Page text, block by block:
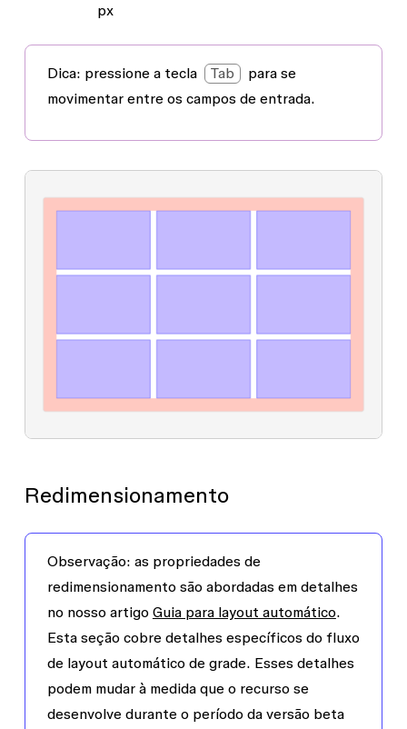
px
Dica: pressione a tecla Tab
para se
movimentar entre os campos de entrada.
Redimensionamento
Observação: as propriedades de
redimensionamento são abordadas em detalhes
no nosso artigo Guia para layout automático.
Esta seção cobre detalhes específicos do fluxo
de layout automático de grade. Esses detalhes
podem mudar à medida que o recurso se
desenvolve durante o período da versão beta